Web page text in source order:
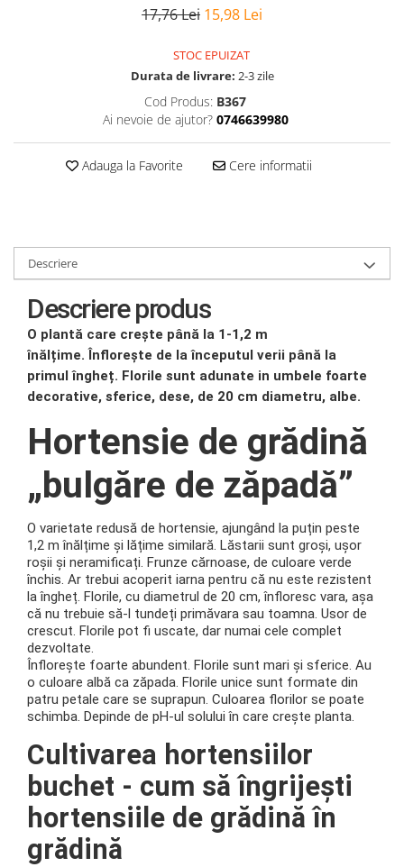
17,76 Lei 15,98 Lei
STOC EPUIZAT
Durata de livrare: 2-3 zile
Cod Produs: B367
Ai nevoie de ajutor? 0746639980
Adauga la Favorite Cere informatii
Descriere
Descriere produs
O plantă care crește până la 1-1,2 m
înălțime.Înflorește de la începutul verii până la
primul îngheț. Florile sunt adunate in umbele foarte
decorative, sferice, dese, de 20 cm diametru, albe.
Hortensie de grădină
„bulgăre de zăpadă”
O varietate redusă de hortensie, ajungând la puțin peste
1,2 m înălțime și lățime similară. Lăstarii sunt groși, ușor
roșii și neramificați. Frunze cărnoase, de culoare verde
închis. Ar trebui acoperit iarna pentru că nu este rezistent
la îngheț. Florile, cu diametrul de 20 cm, înfloresc vara, așa
că nu trebuie să-l tundeți primăvara sau toamna. Usor de
crescut. Florile pot fi uscate, dar numai cele complet
dezvoltate.
Înflorește foarte abundent. Florile sunt mari și sferice. Au
o culoare albă ca zăpada. Florile unice sunt formate din
patru petale care se suprapun. Culoarea florilor se poate
schimba. Depinde de pH-ul solului în care crește planta.
Cultivarea hortensiilor
buchet - cum să îngrijești
hortensiile de grădină în
grădină